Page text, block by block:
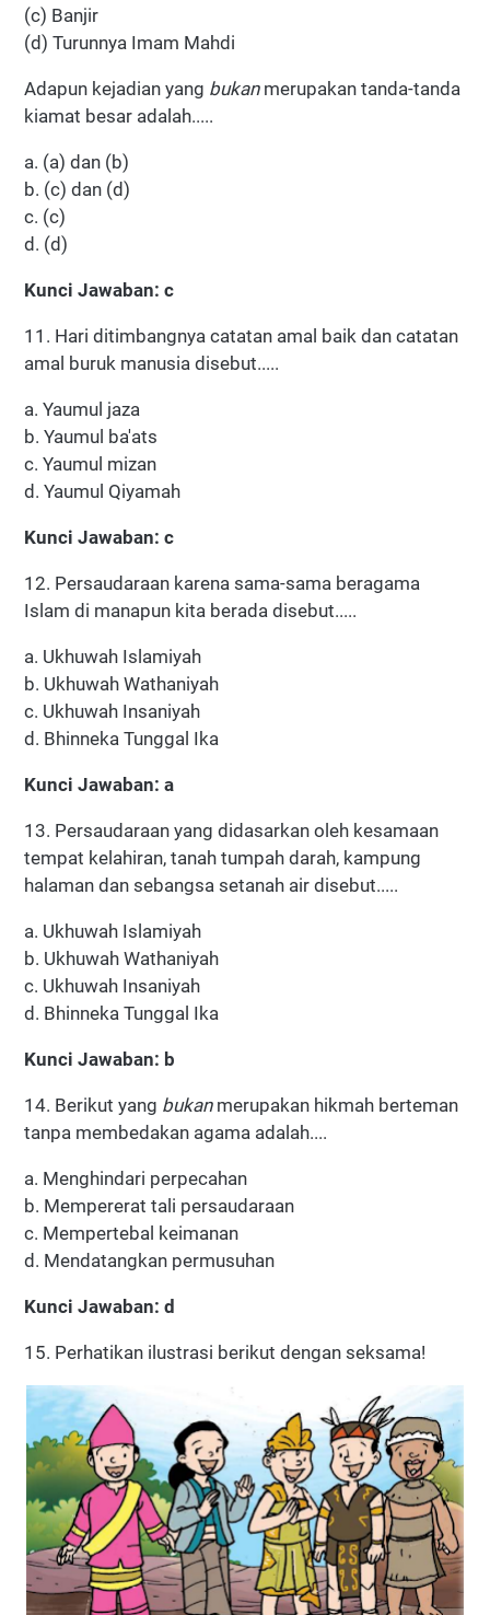
(c) Banjir
(d) Turunnya Imam Mahdi
Adapun kejadian yang bukanmerupakan tanda-tanda
kiamat besar adalah.....
a. (a) dan (b)
b. (c) dan (d)
c. (c)
d. (d)
Kunci Jawaban: c
11. Hari ditimbangnya catatan amal baik dan catatan
amal buruk manusia disebut.....
a. Yaumul jaza
b. Yaumul ba'ats
c. Yaumul mizan
d. Yaumul Qiyamah
Kunci Jawaban: c
12. Persaudaraan karena sama-sama beragama
Islam di manapun kita berada disebut.....
a. Ukhuwah Islamiyah
b. Ukhuwah Wathaniyah
c. Ukhuwah Insaniyah
d. Bhinneka Tunggal Ika
Kunci Jawaban: a
13. Persaudaraan yang didasarkan oleh kesamaan
tempat kelahiran, tanah tumpah darah, kampung
halaman dan sebangsa setanah air disebut.....
a. Ukhuwah Islamiyah
b. Ukhuwah Wathaniyah
c. Ukhuwah Insaniyah
d. Bhinneka Tunggal Ika
Kunci Jawaban: b
14. Berikut yang bukanmerupakan hikmah berteman
tanpa membedakan agama adalah....
a. Menghindari perpecahan
b. Mempererat tali persaudaraan
c. Mempertebal keimanan
d. Mendatangkan permusuhan
Kunci Jawaban: d
15. Perhatikan ilustrasi berikut dengan seksama!